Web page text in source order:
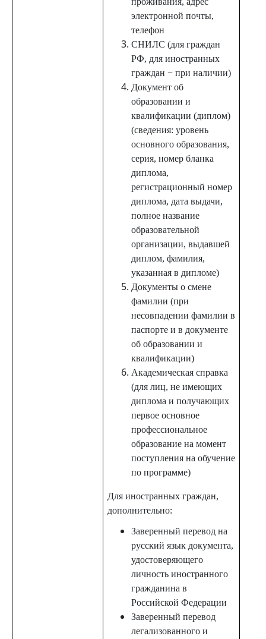
электронной почты,
телефон
СНИЛС (для граждан
РФ, для иностранных
граждан − при наличии)
Документ об
образовании и
квалификации (диплом)
(сведения: уровень
основного образования,
серия, номер бланка
диплома,
регистрационный номер
диплома, дата выдачи,
полное название
образовательной
организации, выдавшей
диплом, фамилия,
указанная в дипломе)
Документы о смене
фамилии (при
несовпадении фамилии в
паспорте и в документе
об образовании и
квалификации)
Академическая справка
(для лиц, не имеющих
диплома и получающих
первое основное
профессиональное
образование на момент
поступления на обучение
по программе)
Для иностранных граждан,
дополнительно:
Заверенный перевод на
русский язык документа,
удостоверяющего
личность иностранного
гражданина в
Российской Федерации
Заверенный перевод
легализованного и